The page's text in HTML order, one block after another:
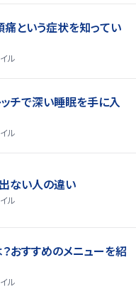
痛という症状を知ってい
ル
ッチで深い睡眠を手に入
ル
ない人の違い
ル
おすすめのメニューを紹
ル